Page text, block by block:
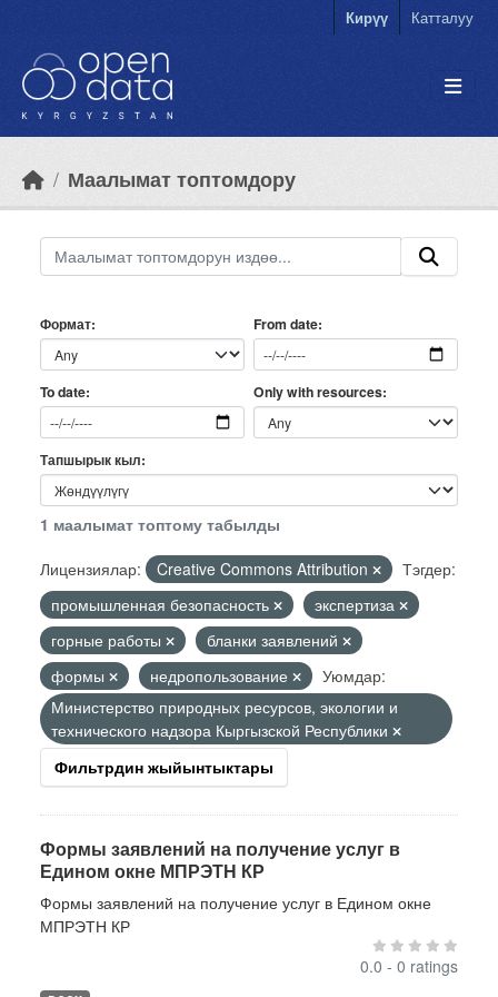
Кирүү Катталуу
Маалымат топтомдору
Формат From date
To date Only with resources
Тапшырык кыл
1 маалымат топтому табылды
Лицензиялар:
Creative Commons Attribution
Тэгдер:
промышленная безопасность
экспертиза
горные работы
бланки заявлений
формы
недропользование
Уюмдар:
Министерство природных ресурсов, экологии и
технического надзора Кыргызской Республики
Фильтрдин жыйынтыктары
Формы заявлений на получение услуг в
Едином окне МПРЭТН КР
Формы заявлений на получение услуг в Едином окне
МПРЭТН КР
0.0 - 0 ratings